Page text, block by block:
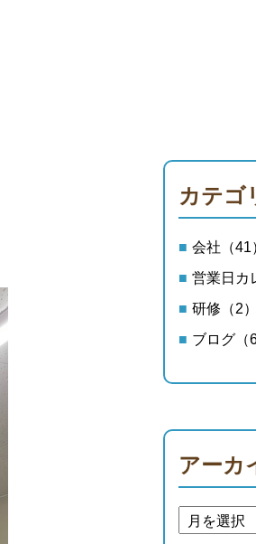
カテゴ
会社（41
営業日カ
研修（2
ブログ（
アーカ